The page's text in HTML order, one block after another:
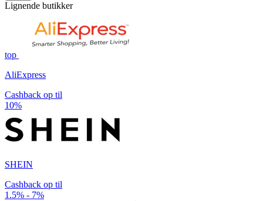
Lignende butikker
top
AliExpress
Cashback op til
10%
SHEIN
Cashback op til
1.5% - 7%